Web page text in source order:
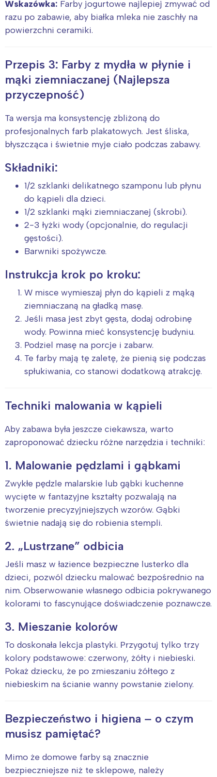
Wskazówka: Farby jogurtowe najlepiej zmywać od
razu po zabawie, aby białka mleka nie zaschły na
powierzchni ceramiki.
Przepis 3: Farby z mydła w płynie i
mąki ziemniaczanej (Najlepsza
przyczepność)
Ta wersja ma konsystencję zbliżoną do
profesjonalnych farb plakatowych. Jest śliska,
błyszcząca i świetnie myje ciało podczas zabawy.
Składniki:
1/2 szklanki delikatnego szamponu lub płynu
do kąpieli dla dzieci.
1/2 szklanki mąki ziemniaczanej (skrobi).
2-3 łyżki wody (opcjonalnie, do regulacji
gęstości).
Barwniki spożywcze.
Instrukcja krok po kroku:
W misce wymieszaj płyn do kąpieli z mąką
ziemniaczaną na gładką masę.
Jeśli masa jest zbyt gęsta, dodaj odrobinę
wody. Powinna mieć konsystencję budyniu.
Podziel masę na porcje i zabarw.
Te farby mają tę zaletę, że pienią się podczas
spłukiwania, co stanowi dodatkową atrakcję.
Techniki malowania w kąpieli
Aby zabawa była jeszcze ciekawsza, warto
zaproponować dziecku różne narzędzia i techniki:
1. Malowanie pędzlami i gąbkami
Zwykłe pędzle malarskie lub gąbki kuchenne
wycięte w fantazyjne kształty pozwalają na
tworzenie precyzyjniejszych wzorów. Gąbki
świetnie nadają się do robienia stempli.
2. „Lustrzane” odbicia
Jeśli masz w łazience bezpieczne lusterko dla
dzieci, pozwól dziecku malować bezpośrednio na
nim. Obserwowanie własnego odbicia pokrywanego
kolorami to fascynujące doświadczenie poznawcze.
3. Mieszanie kolorów
To doskonała lekcja plastyki. Przygotuj tylko trzy
kolory podstawowe: czerwony, żółty i niebieski.
Pokaż dziecku, że po zmieszaniu żółtego z
niebieskim na ścianie wanny powstanie zielony.
Bezpieczeństwo i higiena – o czym
musisz pamiętać?
Mimo że domowe farby są znacznie
bezpieczniejsze niż te sklepowe, należy
Interesują mnie wydarzenia z
tego regionu:
Łódź
Trójmiasto
Poznań
Kraków
Południe
Północ
Wybieram